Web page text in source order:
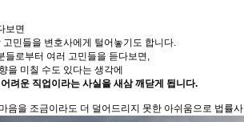
보면
민들을 변호사에게 털어놓기도 합니다.
들로부터 여러 고민들을 듣다보면,
을 미칠 수도 있다는 생각에
려운 직업이라는 사실을 새삼 깨닫게 됩니다.
음을 조금이라도 더 덜어드리지 못한 아쉬움으로 법률